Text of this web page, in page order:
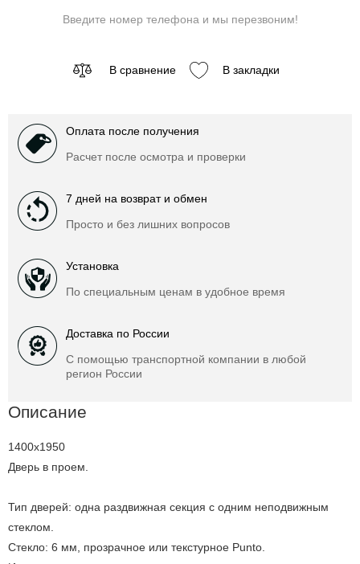
Введите номер телефона и мы перезвоним!
В сравнение В закладки
Оплата после получения
Расчет после осмотра и проверки
7 дней на возврат и обмен
Просто и без лишних вопросов
Установка
По специальным ценам в удобное время
Доставка по России
С помощью транспортной компании в любой
регион России
Описание
1400x1950
Дверь в проем.
Тип дверей: одна раздвижная секция с одним неподвижным
стеклом.
Стекло: 6 мм, прозрачное или текстурное Punto.